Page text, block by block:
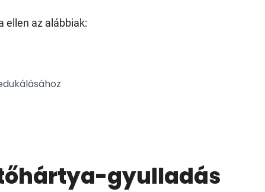
ellen az alábbiak:
gyulladás